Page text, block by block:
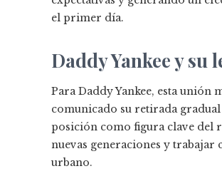
el primer día.
Daddy Yankee y su
Para Daddy Yankee, esta
comunicado su retirada
posición como figura clave del
nuevas generaciones y
urbano.